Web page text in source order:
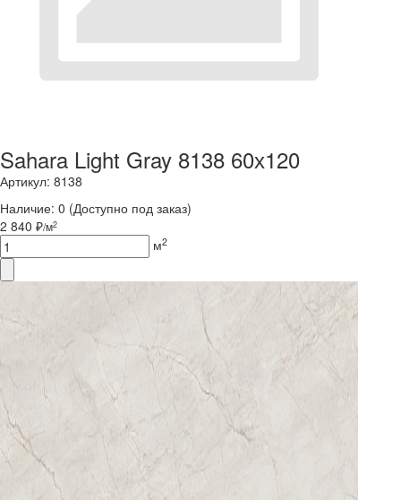
Sahara Light Gray 8138 60х120
Артикул: 8138
Наличие: 0 (Доступно под заказ)
2 840 ₽/м2
м2